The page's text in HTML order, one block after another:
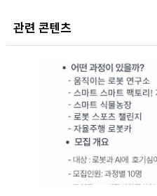
관련 콘텐츠